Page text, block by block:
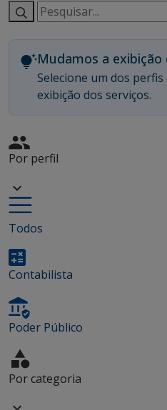
Pesquisar
serviços:
Mudamos a exibição
Selecione um dos
exibição dos serviços.
Por perfil
Todos
Contabilista
Poder Público
Por categoria